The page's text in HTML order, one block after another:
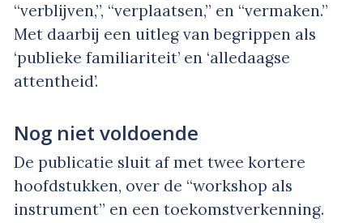
“verblijven,”, “verplaatsen,” en “vermaken.”
Met daarbij een uitleg van begrippen als
‘publieke familiariteit’ en ‘alledaagse
attentheid’.
Nog niet voldoende
De publicatie sluit af met twee kortere
hoofdstukken, over de “workshop als
instrument” en een toekomstverkenning.